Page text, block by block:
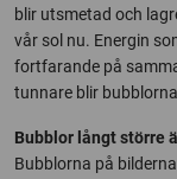
blir utsmetad och
vår sol nu. Energin
fortfarande på
tunnare blir
Bubblor långt större
Bubblorna på